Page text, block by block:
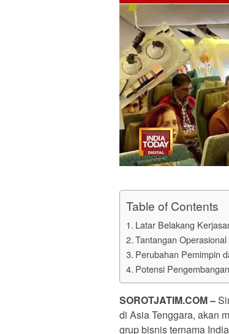
Table of Contents
Latar Belakang
Tantangan
Perubahan Pemimpin
Potensi
SOROTJATIM.COM –
di Asia Tenggara, akan
grup bisnis ternama